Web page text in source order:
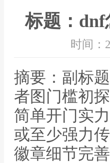
标题：dnf
时间：
摘要：副标
者图门槛初
简单开门实
或至少强力
徽章细节完